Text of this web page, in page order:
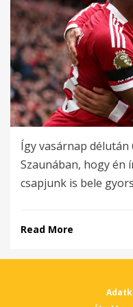
Így vasárnap
Szaunában, hogy én
csapjunk is bele
Read More